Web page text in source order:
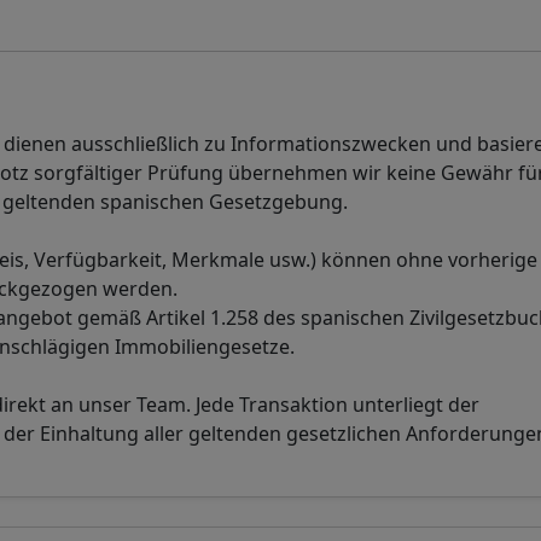
ausschließlich zu Informationszwecken und
sorgfältiger Prüfung übernehmen wir keine Gewähr
spanischen Gesetzgebung.
Verfügbarkeit, Merkmale usw.) können ohne vorherige
werden.
gemäß Artikel 1.258 des spanischen
Immobiliengesetze.
an unser Team. Jede Transaktion unterliegt der
Einhaltung aller geltenden gesetzlichen